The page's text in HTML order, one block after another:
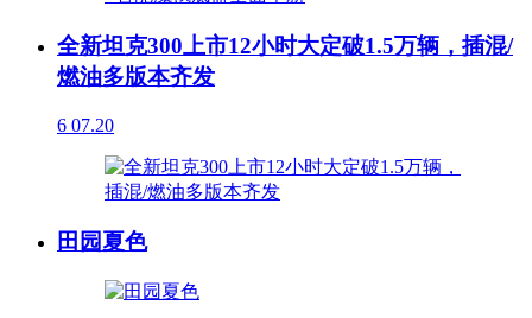
全新坦克300上市12小时大定破1.5万辆，插混/
燃油多版本齐发
6 07.20
田园夏色